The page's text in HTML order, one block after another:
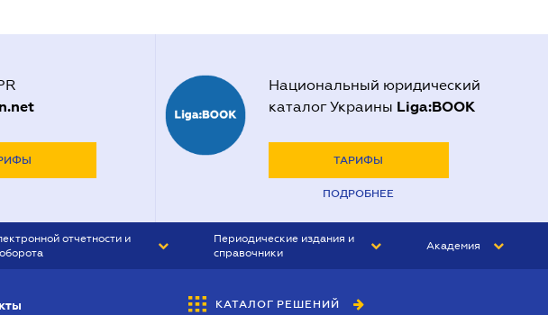
Национальный юридический
каталог Украины Liga:BOOK
ТАРИФЫ
ПОДРОБНЕЕ
отчетности и
Периодические издания и
справочники
БУХГАЛТЕР&ЗАКОН
Академия
КАТАЛОГ РЕШЕНИЙ